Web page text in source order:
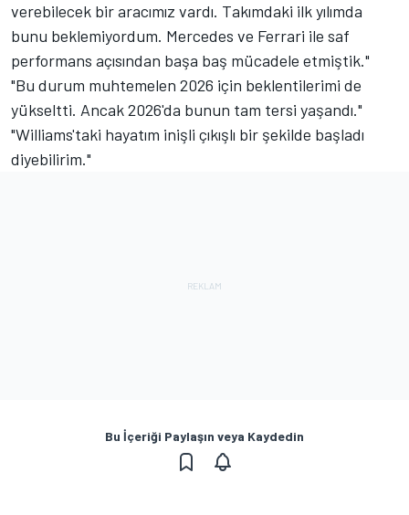
verebilecek bir aracımız vardı. Takımdaki ilk yılımda
bunu beklemiyordum. Mercedes ve Ferrari ile saf
performans açısından başa baş mücadele etmiştik."
"Bu durum muhtemelen 2026 için beklentilerimi de
yükseltti. Ancak 2026'da bunun tam tersi yaşandı."
"Williams'taki hayatım inişli çıkışlı bir şekilde başladı
diyebilirim."
Bu İçeriği Paylaşın veya Kaydedin